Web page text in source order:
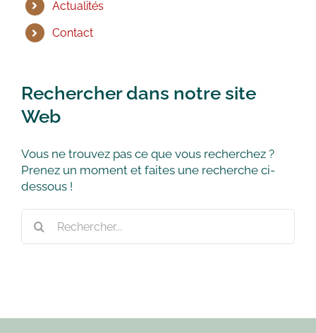
Actualités
Contact
Rechercher dans notre site
Web
Vous ne trouvez pas ce que vous recherchez ?
Prenez un moment et faites une recherche ci-
dessous !